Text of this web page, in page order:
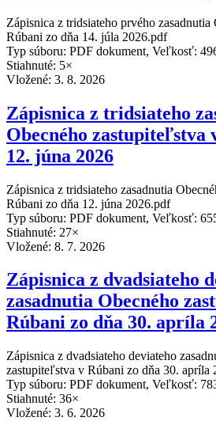
Zápisnica z tridsiateho prvého
Rúbani zo dňa 14. júla 2026.pdf
Typ súboru: PDF dokument, Veľkosť:
Stiahnuté: 5×
Vložené: 3. 8. 2026
Zápisnica z tridsiateho
Obecného zastupiteľstva
12. júna 2026
Zápisnica z tridsiateho zasadnutia
Rúbani zo dňa 12. júna 2026.pdf
Typ súboru: PDF dokument, Veľkosť:
Stiahnuté: 27×
Vložené: 8. 7. 2026
Zápisnica z dvadsiateho
zasadnutia Obecného
Rúbani zo dňa 30. apríla
Zápisnica z dvadsiateho deviateho
zastupiteľstva v Rúbani zo dňa 30. apríla
Typ súboru: PDF dokument, Veľkosť:
Stiahnuté: 36×
Vložené: 3. 6. 2026